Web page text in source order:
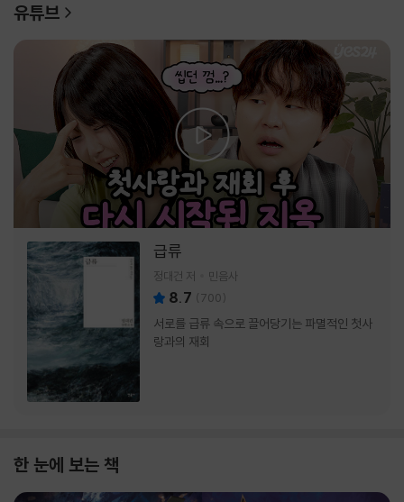
유튜브
급류
정대건 저 민음사
8.7 (700)
서로를 급류 속으로 끌어당기는 파멸적인 첫사
랑과의 재회
한 눈에 보는 책